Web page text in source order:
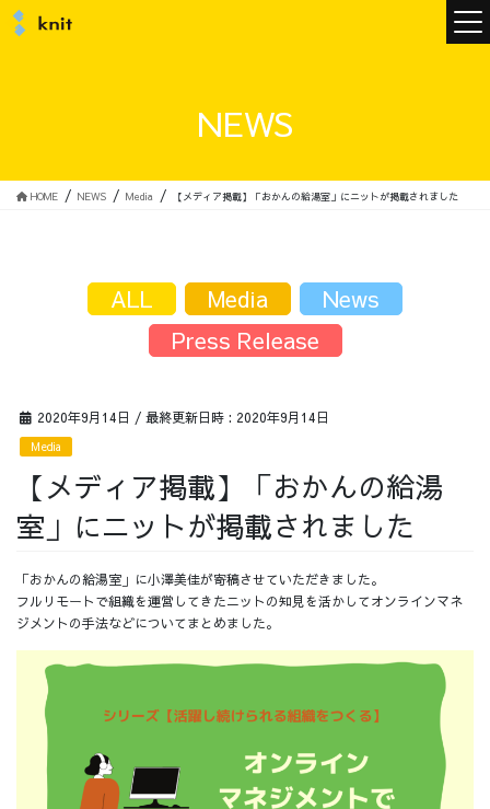
サービス
採用情報
採用情報トップ チームインタビュー01
チームインタビュー02 チームインタビュー03
NEWS
HOME NEWS Media 【メディア掲載】「おかんの給湯室」にニットが掲載されました
2020年9月14日 / 最終更新日時 : 2020年9月14日
Media
【メディア掲載】「おかんの給湯
室」にニットが掲載されました
「おかんの給湯室」に小澤美佳が寄稿させていただきました。
フルリモートで組織を運営してきたニットの知見を活かしてオンラインマネ
ジメントの手法などについてまとめました。
ALL Media
News
Press Release